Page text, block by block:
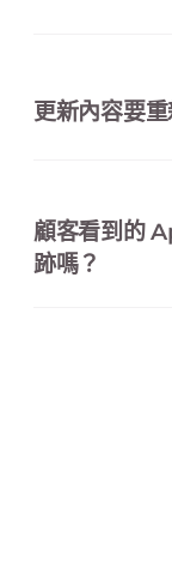
更新內容要
重新送審、不必
顧客看到的
跡嗎？